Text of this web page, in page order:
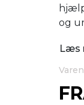
og
Læs